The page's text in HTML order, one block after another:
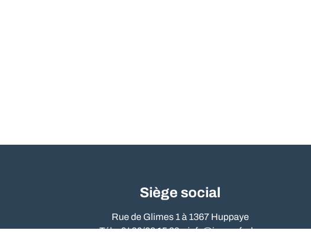
Siège social
Rue de Glimes 1 à 1367 Huppaye
Tél. : 0486/09 15 89 –info@immo-far.be